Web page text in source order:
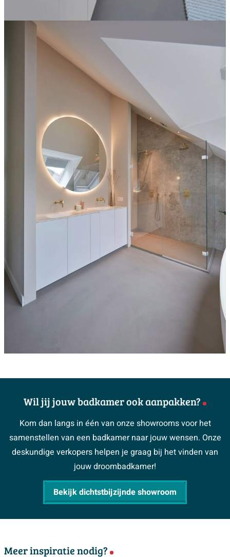
Wil jij jouw badkamer ook aanpakken?
Kom dan langs in één van onze showrooms voor het
samenstellen van een badkamer naar jouw wensen. Onze
deskundige verkopers helpen je graag bij het vinden van
jouw droombadkamer!
Bekijk dichtstbijzijnde showroom
Meer inspiratie nodig?